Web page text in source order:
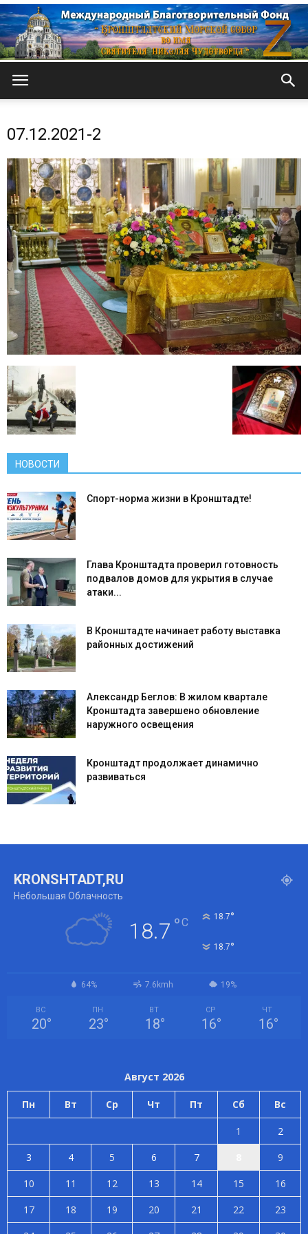
собор
07.12.2021-2
НОВОСТИ
Спорт-норма жизни в Кронштадте!
Глава Кронштадта проверил готовность
подвалов домов для укрытия в случае
атаки...
В Кронштадте начинает работу выставка
районных достижений
Александр Беглов: В жилом квартале
Кронштадта завершено обновление
наружного освещения
Кронштадт продолжает динамично
развиваться
KRONSHTADT,RU
Небольшая Облачность
18.7 °C 18.7°
18.7°
64% 7.6kmh 19%
ВС
20°
ПН
23°
ВТ
18°
СР
16°
ЧТ
16°
Август 2026
Пн Вт Ср Чт Пт Сб Вс
1
2
3
4 5 6 7
9
10
11 12 13 14 15
16
17
18 19 20 21 22
23